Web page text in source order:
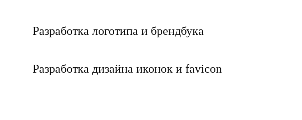
Разработка логотипа и брендбука
Разработка дизайна иконок и favicon